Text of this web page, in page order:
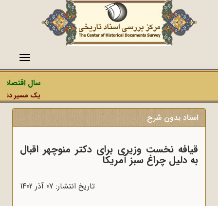
منو
سال
یک مسیر
اسناد بدون شرح
قیافه نخست وزیری برای دکتر منوچهر اقبال
به دلیل چراغ سبز آمریکا
تاریخ انتشار: 07 آذر 1402